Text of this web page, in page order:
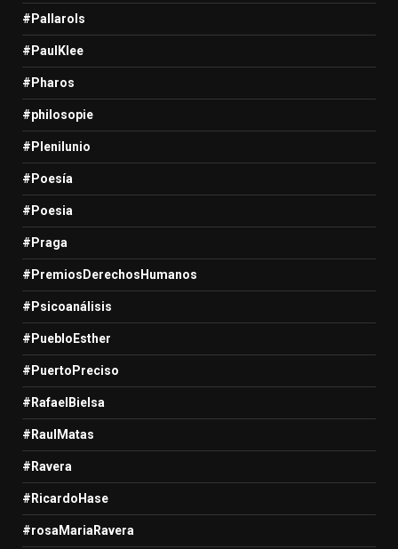
#Pallarols
#PaulKlee
#Pharos
#philosopie
#Plenilunio
#Poesía
#Poesia
#Praga
#PremiosDerechosHumanos
#Psicoanálisis
#PuebloEsther
#PuertoPreciso
#RafaelBielsa
#RaulMatas
#Ravera
#RicardoHase
#rosaMariaRavera